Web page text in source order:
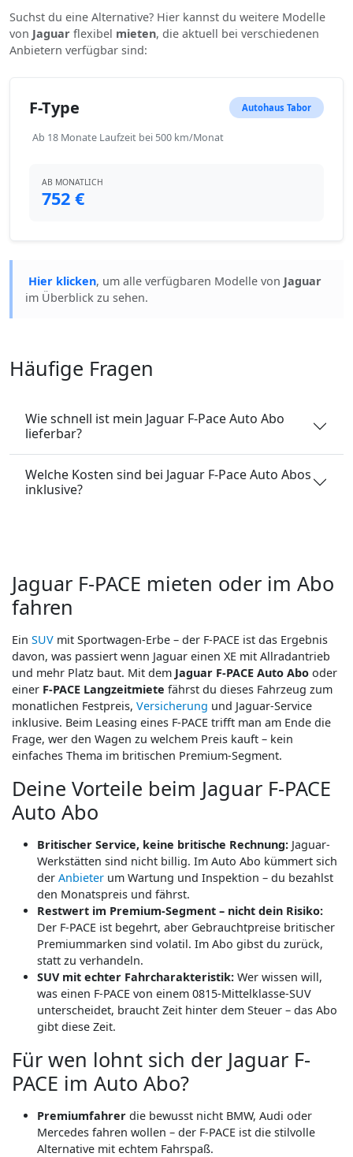
Suchst du eine Alternative? Hier kannst du weitere Modelle
von Jaguar flexibel mieten, die aktuell bei verschiedenen
Anbietern verfügbar sind:
F-Type Autohaus Tabor
Ab 18 Monate Laufzeit bei 500 km/Monat
AB MONATLICH
752 €
Hier klicken, um alle verfügbaren Modelle von Jaguar
im Überblick zu sehen.
Häufige Fragen
Wie schnell ist mein Jaguar F-Pace Auto Abo
lieferbar?
Welche Kosten sind bei Jaguar F-Pace Auto Abos
inklusive?
Jaguar F-PACE mieten oder im Abo
fahren
Ein SUV mit Sportwagen-Erbe – der F-PACE ist das Ergebnis
davon, was passiert wenn Jaguar einen XE mit Allradantrieb
und mehr Platz baut. Mit dem Jaguar F-PACE Auto Abo oder
einer F-PACE Langzeitmiete fährst du dieses Fahrzeug zum
monatlichen Festpreis, Versicherung und Jaguar-Service
inklusive. Beim Leasing eines F-PACE trifft man am Ende die
Frage, wer den Wagen zu welchem Preis kauft – kein
einfaches Thema im britischen Premium-Segment.
Deine Vorteile beim Jaguar F-PACE
Auto Abo
Britischer Service, keine britische Rechnung: Jaguar-
Werkstätten sind nicht billig. Im Auto Abo kümmert sich
der Anbieter um Wartung und Inspektion – du bezahlst
den Monatspreis und fährst.
Restwert im Premium-Segment – nicht dein Risiko:
Der F-PACE ist begehrt, aber Gebrauchtpreise britischer
Premiummarken sind volatil. Im Abo gibst du zurück,
statt zu verhandeln.
SUV mit echter Fahrcharakteristik: Wer wissen will,
was einen F-PACE von einem 0815-Mittelklasse-SUV
unterscheidet, braucht Zeit hinter dem Steuer – das Abo
gibt diese Zeit.
Für wen lohnt sich der Jaguar F-
PACE im Auto Abo?
Premiumfahrer die bewusst nicht BMW, Audi oder
Mercedes fahren wollen – der F-PACE ist die stilvolle
Alternative mit echtem Fahrspaß.